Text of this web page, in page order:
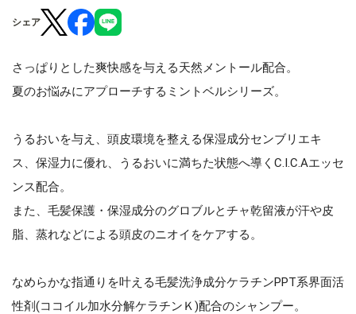
シェア
さっぱりとした爽快感を与える天然メントール配合。
夏のお悩みにアプローチするミントベルシリーズ。
うるおいを与え、頭皮環境を整える保湿成分センブリエキ
ス、保湿力に優れ、うるおいに満ちた状態へ導くC.I.C.Aエッセ
ンス配合。
また、毛髪保護・保湿成分のグロブルとチャ乾留液が汗や皮
脂、蒸れなどによる頭皮のニオイをケアする。
なめらかな指通りを叶える毛髪洗浄成分ケラチンPPT系界面活
性剤(ココイル加水分解ケラチンＫ)配合のシャンプー。